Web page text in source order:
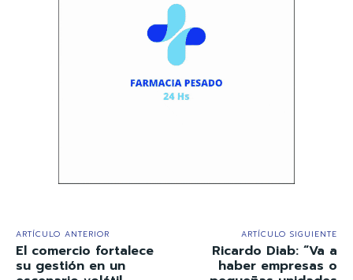
ARTÍCULO ANTERIOR
El comercio fortalece
su gestión en un
ARTÍCULO SIGUIENTE
Ricardo Diab: “Va a
haber empresas o